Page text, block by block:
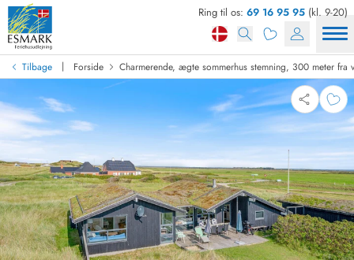
Ring til os: 69 16 95 95 (kl. 9-20)
Tilbage | Forside Charmerende, ægte sommerhus stemning, 300 meter fra